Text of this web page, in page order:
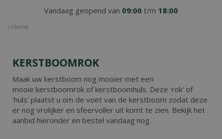
Home
Vandaag geopend van 09:00 t/m 18:00
KERSTBOOMROK
Maak uw kerstboom nog mooier met een
mooie kerstboomrok of kerstboomhuls. Deze 'rok' of
'huls' plaatst u om de voet van de kerstboom zodat deze
er nog vrolijker en sfeervoller uit komt te zien. Bekijk het
aanbid hieronder en bestel vandaag nog.